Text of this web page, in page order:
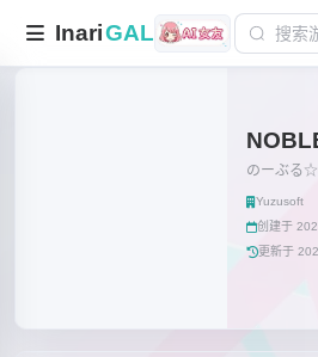
InariGAL
のーぶる
Yuzusoft
创建于
更新于